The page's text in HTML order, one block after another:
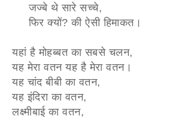
जज्बे थे सारे सच्चे,
फिर क्यों? की ऐसी हिमाकत।
यहां है मोहब्बत का सबसे चलन,
यह मेरा वतन यह है मेरा वतन।
यह चांद बीबी का वतन,
यह इंदिरा का वतन,
लक्ष्मीबाई का वतन,